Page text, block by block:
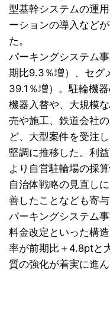
型基幹システムの運
ーションの導入など
た。
パーキングシステム
期比9.3％増）、セグ
39.1％増）。駐輪機
機器入替や、大規模
売や施工、鉄道会社
ど、大型案件を受注
堅調に推移した。利
より自営駐輪場の採
自治体戦略の見直し
善したことなども寄
パーキングシステム
料金改定といった構
率が前期比＋4.8ptと
質の強化が着実に進